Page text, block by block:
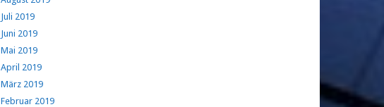
Juli 2019
Juni 2019
Mai 2019
April 2019
März 2019
Februar 2019